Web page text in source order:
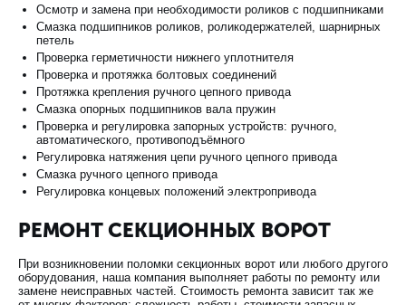
Осмотр и замена при необходимости роликов с подшипниками
Смазка подшипников роликов, роликодержателей, шарнирных
петель
Проверка герметичности нижнего уплотнителя
Проверка и протяжка болтовых соединений
Протяжка крепления ручного цепного привода
Смазка опорных подшипников вала пружин
Проверка и регулировка запорных устройств: ручного,
автоматического, противоподъёмного
Регулировка натяжения цепи ручного цепного привода
Смазка ручного цепного привода
Регулировка концевых положений электропривода
РЕМОНТ СЕКЦИОННЫХ ВОРОТ
При возникновении поломки секционных ворот или любого другого
оборудования, наша компания выполняет работы по ремонту или
замене неисправных частей. Стоимость ремонта зависит так же